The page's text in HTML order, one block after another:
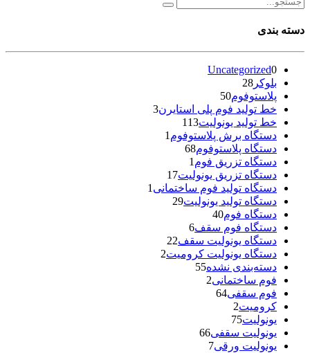
دسته بندی
Uncategorized0
بلوکر 28
پلاستوفوم50
خط تولید فوم پلی استایرن3
خط تولید یونولیت113
دستگاه برش پلاستوفوم 1
دستگاه پلاستوفوم68
دستگاه تزریق فوم 1
دستگاه تزریق یونولیت17
دستگاه تولید فوم ساختمانی 1
دستگاه تولید یونولیت29
دستگاه فوم40
دستگاه فوم سقف6
دستگاه یونولیت سقف22
دستگاه یونولیت کرومیت2
دسته‌بندی نشده55
فوم ساختمانی2
فوم سقفی64
کرومیت2
یونولیت75
یونولیت سقفی66
یونولیت ورقی7